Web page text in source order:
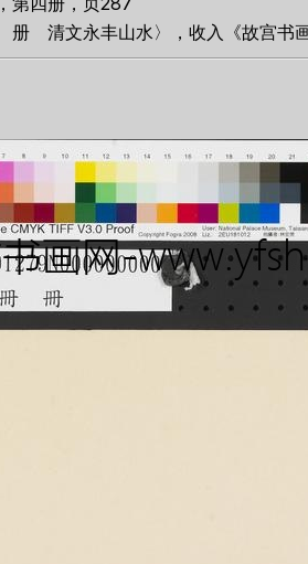
清文永丰山水〉，收入《故宫书